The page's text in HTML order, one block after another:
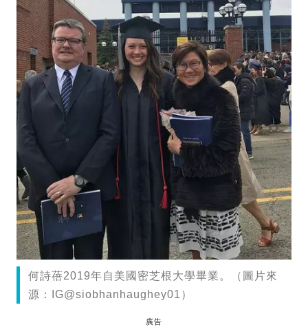
何詩蓓2019年自美國密芝根大學畢業。（圖片來
源：IG@siobhanhaughey01）
廣告